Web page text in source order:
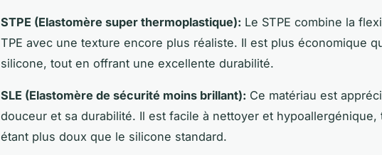
STPE (Elastomère super thermoplastique): Le STPE combine la
TPE avec une texture encore plus réaliste. Il est plus économique
silicone, tout en offrant une excellente durabilité.
SLE (Elastomère de sécurité moins brillant): Ce matériau est
douceur et sa durabilité. Il est facile à nettoyer et hypoallergénique,
étant plus doux que le silicone standard.